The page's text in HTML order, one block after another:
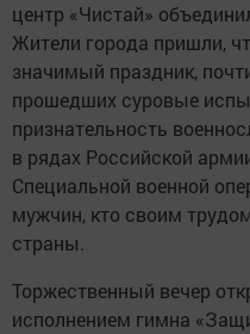
центр «Чистай»
Жители города пришли,
значимый праздник,
прошедших суровые
признательность
в рядах Российской
Специальной военной
мужчин, кто своим
страны.
Торжественный вечер
исполнением гимна